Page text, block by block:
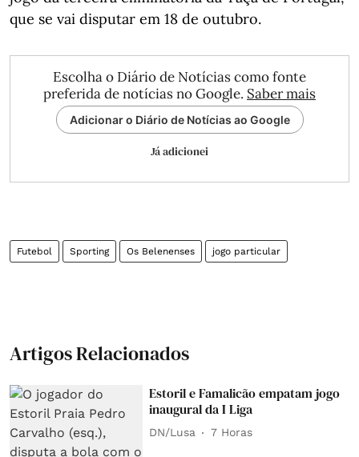
que se vai disputar em 18 de outubro.
Escolha o Diário de Notícias como fonte
preferida de notícias no Google. Saber mais
Adicionar o Diário de Notícias ao Google
Já adicionei
Futebol Sporting Os Belenenses jogo particular
Artigos Relacionados
Estoril e Famalicão empatam jogo
inaugural da I Liga
DN/Lusa 7 Horas